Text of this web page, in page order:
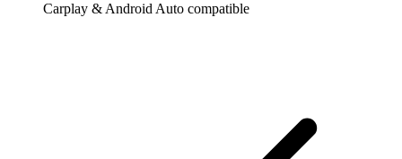
Carplay & Android Auto compatible